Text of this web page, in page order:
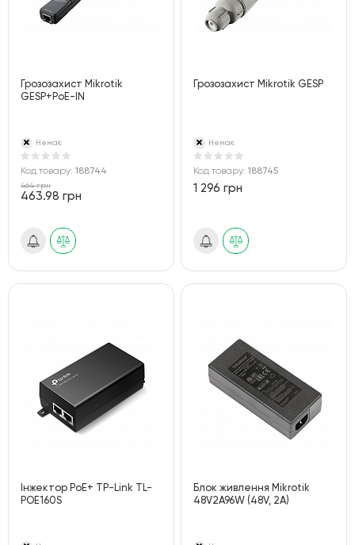
Грозозахист Mikrotik
GESP+PoE-IN
Немає
Код товару: 188744
464 грн
463.98 грн
Грозозахист Mikrotik GESP
Немає
Код товару:188745
1 296 грн
Інжектор PoE+ TP-Link TL-
POE160S
Блок живлення Mikrotik
48V2A96W (48V, 2A)